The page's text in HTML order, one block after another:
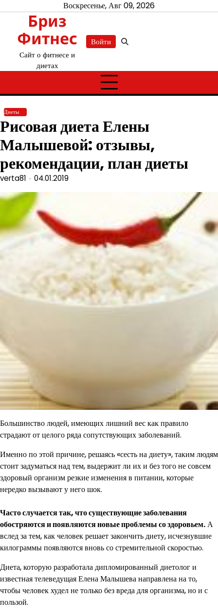
содержимому
Воскресенье, Авг 09, 2026
Бриз
Фитнес
Сайт о фитнесе и
диетах
Войти
Диеты
Рисовая диета Елены
Малышевой: отзывы,
рекомендации, план диеты
verta81 04.01.2019
Большинство людей, имеющих лишний вес как правило
страдают от целого ряда сопутствующих заболеваний.
Именно по этой причине, решаясь «сесть на диету», таким людям
стоит задуматься над тем, выдержит ли их и без того не совсем
здоровый организм резкие изменения в питании, которые
нередко вызывают у него шок.
Часто случается так, что существующие заболевания
обостряются и появляются новые проблемы со здоровьем.А
вслед за тем, как человек решает закончить диету, исчезнувшие
килограммы появляются вновь со стремительной скоростью.
Диета, которую разработала дипломированный диетолог и
известная телеведущая Елена Малышева направлена на то,
чтобы человек худел не только без вреда для организма, но и с
пользой.